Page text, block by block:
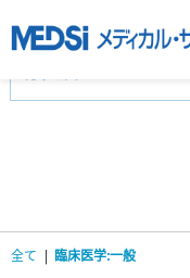
臨床医学:一般(359)
基礎医学(93)
全て | 臨床医学:一般